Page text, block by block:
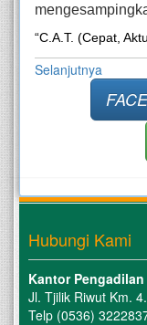
“C.A.T. (Cepat,
Selanjutnya
Hubungi Kami
Kantor
Jl. Tjilik Riwut Km.
Telp (0536)